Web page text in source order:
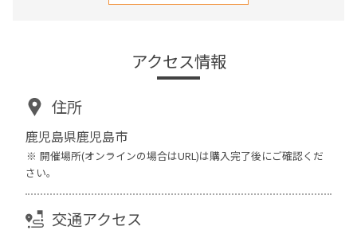
アクセス情報
住所
鹿児島県鹿児島市
開催場所(オンラインの場合はURL)は購入完了後にご確認くだ
さい。
交通アクセス